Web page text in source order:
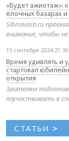
«Будет ажиотаж»:
елочных базарах
Sibnovosti.ru
внимание, чтобы
15 сентября 2024 21:30
Время удивлять и
стартовал
открытия
Зрителям
поучаствовать в
СТАТЬИ >